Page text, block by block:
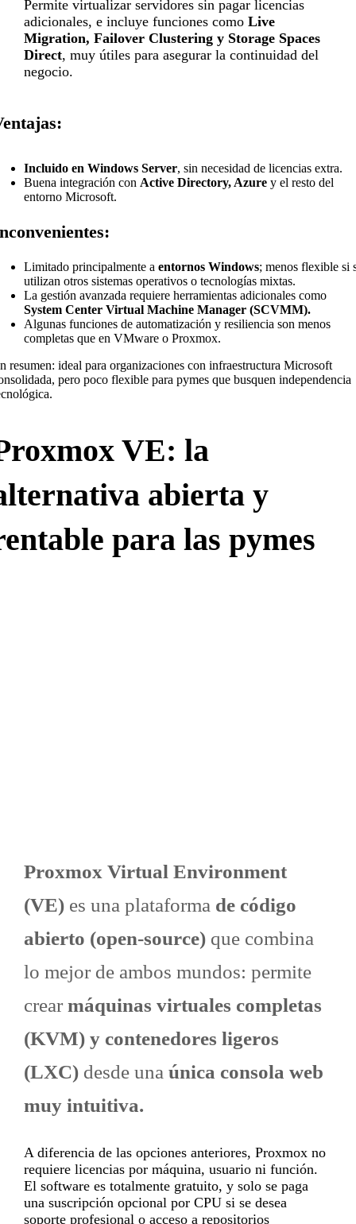
Permite virtualizar servidores sin pagar licencias
adicionales, e incluye funciones comoLive
Migration, Failover Clustering y Storage Spaces
Direct, muy útiles para asegurar la continuidad del
negocio.
Incluido en Windows Server, sin necesidad de licencias extra.
Buena integración con Active Directory, Azure y el resto del
entorno Microsoft.
Limitado principalmente aentornos Windows; menos flexible si
utilizan otros sistemas operativos o tecnologías mixtas.
La gestión avanzada requiere herramientas adicionales como
System Center Virtual Machine Manager (SCVMM).
Algunas funciones de automatización y resiliencia son menos
completas que en VMware o Proxmox.
resumen: ideal para organizaciones con infraestructura Microsoft
pero poco flexible para pymes que busquen independencia
VE: la
abierta y
para las pymes
Proxmox Virtual Environment
(VE) es una plataforma de código
abierto (open-source) que combina
lo mejor de ambos mundos: permite
crearmáquinas virtuales completas
(KVM) y contenedores ligeros
(LXC) desde unaúnica consola web
muy intuitiva.
A diferencia de las opciones anteriores, Proxmox no
requiere licencias por máquina, usuario ni función.
El software es totalmente gratuito, y solo se paga
una suscripción opcional por CPU si se desea
soporte profesional o acceso a repositorios